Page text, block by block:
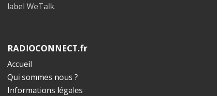
label WeTalk.
RADIOCONNECT.fr
Accueil
Qui sommes nous ?
Informations légales